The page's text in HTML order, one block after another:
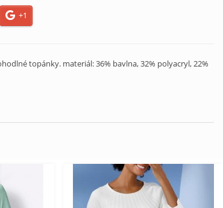
+1
topánky. materiál: 36% bavlna, 32% polyacryl, 22%